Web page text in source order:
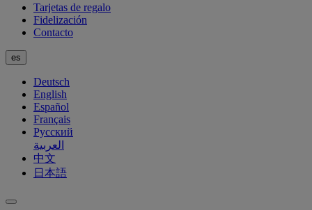
Tarjetas de regalo
Fidelización
Contacto
es
Deutsch
English
Español
Français
Русский
العربية
中文
日本語